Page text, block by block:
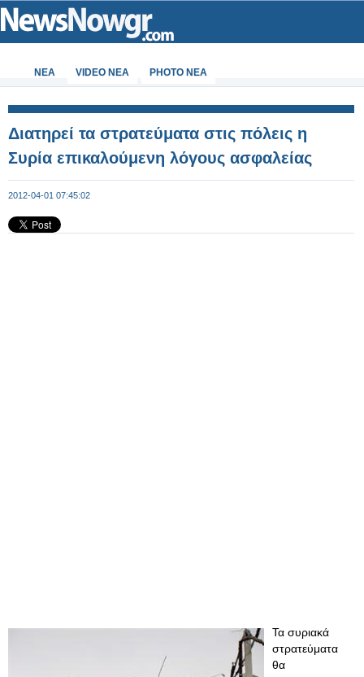
ΝΕΑ VIDEO NEA PHOTO NEA
Διατηρεί τα στρατεύματα στις πόλεις η
Συρία επικαλούμενη λόγους ασφαλείας
2012-04-01 07:45:02
Τα συριακά
στρατεύματα
θα